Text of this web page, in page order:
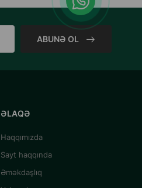
ABUNƏ OL
ƏLAQƏ
Haqqımızda
Sayt haqqında
Əməkdaşlıq